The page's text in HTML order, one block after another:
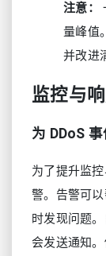
注意：
量峰值
并改进
监控与
为 DDoS
为了提升监
警。告警可
时发现问题
会发送通知